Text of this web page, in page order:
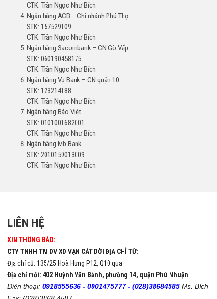
CTK: Trần Ngọc Như Bích
Ngân hàng ACB – Chi nhánh Phú Thọ
STK: 157529109
CTK: Trần Ngọc Như Bích
Ngân hàng Sacombank – CN Gò Vấp
STK: 060190458175
CTK: Trần Ngọc Như Bích
Ngân hàng Vp Bank – CN quận 10
STK: 123214188
CTK: Trần Ngọc Như Bích
Ngân hàng Bảo Việt
STK: 0101001682001
CTK: Trần Ngọc Như Bích
Ngân hàng Mb Bank
STK: 2010159013009
CTK: Trần Ngọc Như Bích
LIÊN HỆ
XIN THÔNG BÁO:
CTY TNHH TM DV XD VẠN CÁT DỜI ĐỊA CHỈ TỪ:
Địa chỉ cũ: 135/25 Hoà Hưng P12, Q10 qua
Địa chỉ mới: 402 Huỳnh Văn Bánh, phường 14, quận Phú Nhuận
Điện thoại: 0918555636 - 0901475777 - (028)38684585 Ms. Bích